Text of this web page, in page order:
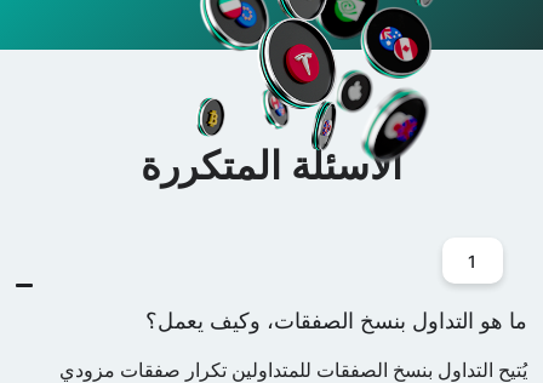
الأسئلة المتكررة
هو التداول بنسخ الصفقات، وكيف يعمل؟
التداول بنسخ الصفقات للمتداولينتكرار صفقات مزودي